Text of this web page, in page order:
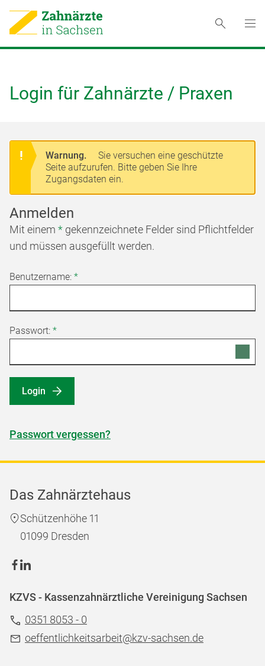
Login für Zahnärzte / Praxen
Warnung.
Sie versuchen eine geschützte
Seite aufzurufen. Bitte geben Sie Ihre
Zugangsdaten ein.
Anmelden
Mit einem * gekennzeichnete Felder sind Pflichtfelder
und müssen ausgefüllt werden.
Benutzername: *
Passwort: *
Login
Passwort vergessen?
Das Zahnärztehaus
Schützenhöhe 11
01099 Dresden
KZVS - Kassenzahnärztliche Vereinigung Sachsen
0351 8053 - 0
oeffentlichkeitsarbeit@kzv-sachsen.de